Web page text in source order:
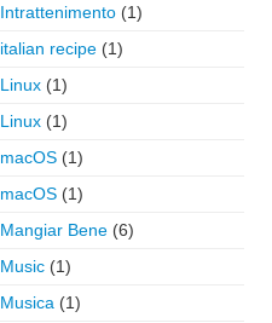
Intrattenimento(1)
italian recipe(1)
Linux(1)
Linux(1)
macOS(1)
macOS(1)
Mangiar Bene(6)
Music(1)
Musica (1)